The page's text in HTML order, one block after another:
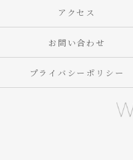
アクセス
お問い合わせ
プライバシーポリシー